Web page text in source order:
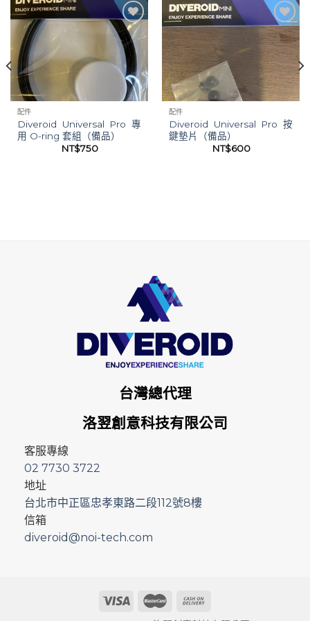
加入
「願
望清
單」
配件
Diveroid Universal Pro 專
用 O-ring 套組（備品）
NT$750
加入
「願
望清
單」
配件
Diveroid Universal Pro 按
鍵墊片（備品）
NT$600
台灣總代理
洛翌創意科技有限公司
客服專線
02 7730 3722
地址
台北市中正區忠孝東路二段112號8樓
信箱
diveroid@noi-tech.com